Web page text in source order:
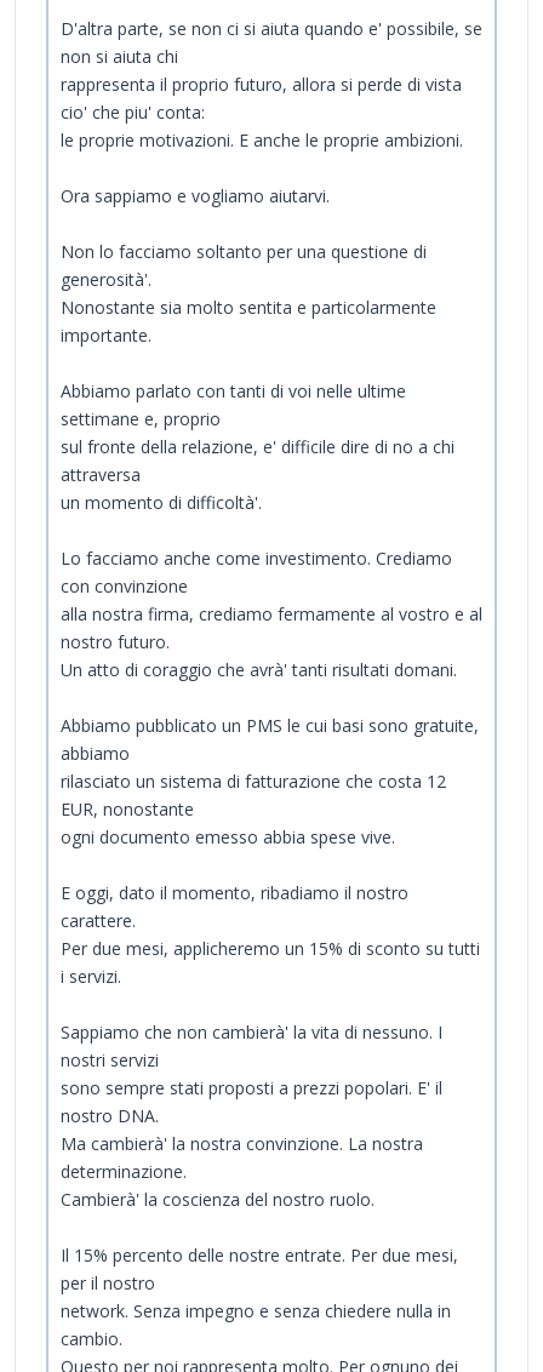
D'altra parte, se non ci si aiuta quando e' possibile, se
non si aiuta chi
rappresenta il proprio futuro, allora si perde di vista
cio' che piu' conta:
le proprie motivazioni. E anche le proprie ambizioni.
Ora sappiamo e vogliamo aiutarvi.
Non lo facciamo soltanto per una questione di
generosità'.
Nonostante sia molto sentita e particolarmente
importante.
Abbiamo parlato con tanti di voi nelle ultime
settimane e, proprio
sul fronte della relazione, e' difficile dire di no a chi
attraversa
un momento di difficoltà'.
Lo facciamo anche come investimento. Crediamo
con convinzione
alla nostra firma, crediamo fermamente al vostro e al
nostro futuro.
Un atto di coraggio che avrà' tanti risultati domani.
Abbiamo pubblicato un PMS le cui basi sono gratuite,
abbiamo
rilasciato un sistema di fatturazione che costa 12
EUR, nonostante
ogni documento emesso abbia spese vive.
E oggi, dato il momento, ribadiamo il nostro
carattere.
Per due mesi, applicheremo un 15% di sconto su tutti
i servizi.
Sappiamo che non cambierà' la vita di nessuno. I
nostri servizi
sono sempre stati proposti a prezzi popolari. E' il
nostro DNA.
Ma cambierà' la nostra convinzione. La nostra
determinazione.
Cambierà' la coscienza del nostro ruolo.
Il 15% percento delle nostre entrate. Per due mesi,
per il nostro
network. Senza impegno e senza chiedere nulla in
cambio.
Questo per noi rappresenta molto. Per ognuno dei